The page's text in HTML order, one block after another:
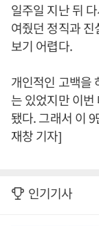
일주일 지난 뒤
여줬던 정직과
보기 어렵다.
개인적인 고백을
는 있었지만 이
됐다. 그래서 이
재창 기자]
인기기사